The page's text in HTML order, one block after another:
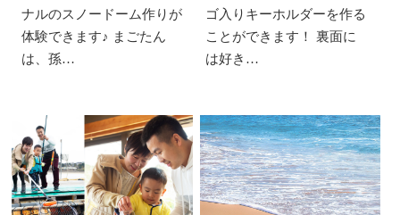
ナルのスノードーム作りが
体験できます♪ まごたん
は、孫…
ゴ入りキーホルダーを作る
ことができます！ 裏面に
は好き…